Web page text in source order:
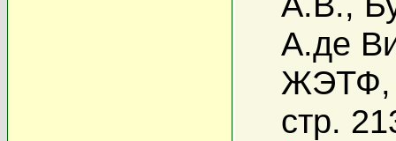
А.де
ЖЭТФ,
стр.